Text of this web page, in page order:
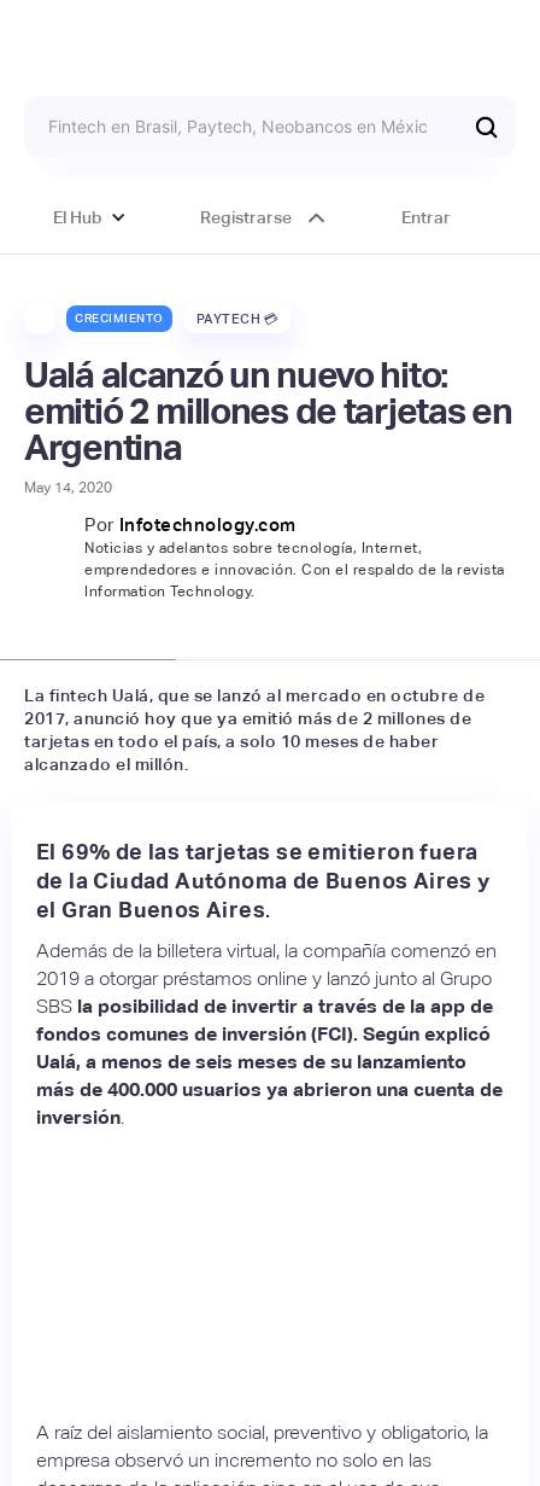
El Hub Registrarse Entrar
CRECIMIENTO PAYTECH 💳
Ualá alcanzó un nuevo hito:
emitió 2 millones de tarjetas en
Argentina
May 14, 2020
Por Infotechnology.com
Noticias y adelantos sobre tecnología, Internet,
emprendedores e innovación. Con el respaldo de la revista
Information Technology.
La fintech Ualá, que se lanzó al mercado en octubre de
2017, anunció hoy que ya emitió más de 2 millones de
tarjetas en todo el país, a solo 10 meses de haber
alcanzado el millón.
El 69% de las tarjetas se emitieron fuera
de la Ciudad Autónoma de Buenos Aires y
el Gran Buenos Aires.
Además de la billetera virtual, la compañía comenzó en
2019 a otorgar préstamos online y lanzó junto al Grupo
SBS la posibilidad de invertir a través de la app de
fondos comunes de inversión (FCI). Según explicó
Ualá, a menos de seis meses de su lanzamiento
más de 400.000 usuarios ya abrieron una cuenta de
inversión.
A raíz del aislamiento social, preventivo y obligatorio, la
empresa observó un incremento no solo en las